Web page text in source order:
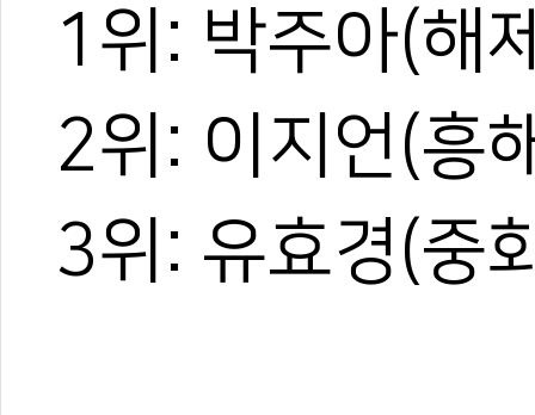
1위: 박주아(해
2위: 이지언(흥
3위: 유효경(중